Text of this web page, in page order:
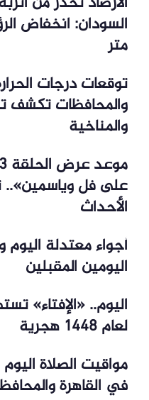
متر
توقعات درجات
والمحافظات تكشف
والمناخية
على فل
الأحداث
أجواء معتدلة اليوم
اليومين المقبلين
اليوم.. «الإفتاء»
لعام 1448 هجرية
في القاهرة